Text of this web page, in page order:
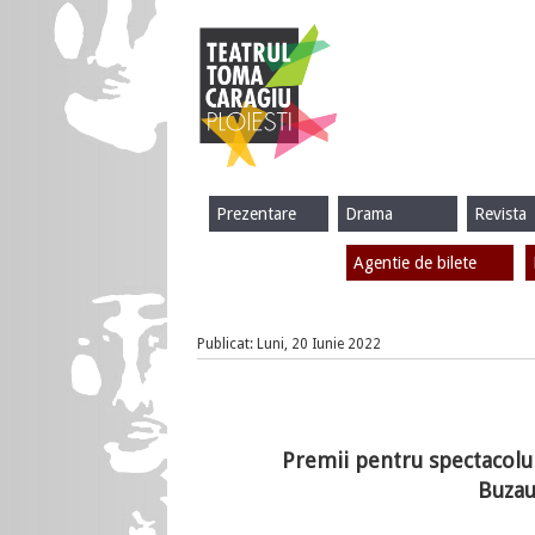
Revista
Drama
Prezentare
Agentie de bilete
Publicat: Luni, 20 Iunie 2022
Premii pentru